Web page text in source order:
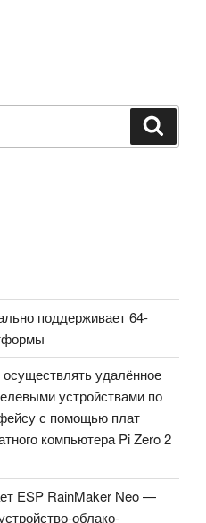
поддерживает 64-
удалённое
устройствами по
с помощью плат
компьютера Pi Zero 2
ESP RainMaker Neo —
облако-